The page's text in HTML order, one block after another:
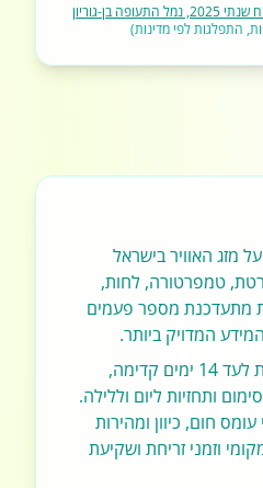
בן-גוריון
התפלגות לפי מדינות)
מזג האוויר בישראל
טמפרטורה, לחות,
מתעדכנת מספר פעמים
המדויק ביותר.
באתר תוכלו למצוא תחזית לעד 14 ימים קדימה,
ותחזיות ליום וללילה.
חום, כיוון ומהירות
וזמני זריחת ושקיעת